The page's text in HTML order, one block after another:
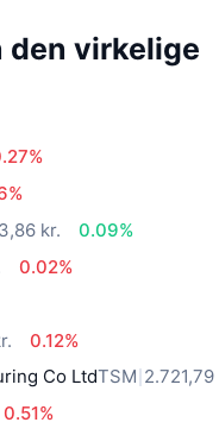
virkelige
kr.
0.09%
0.02%
0.12%
Co LtdTSM 2.721,79
0.51%